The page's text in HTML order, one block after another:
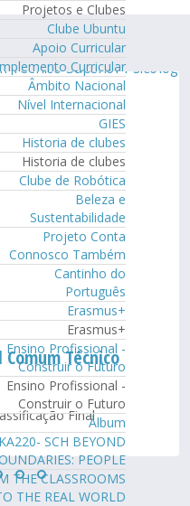
Projetos e Clubes
Clube Ubuntu
Apoio Curricular
Curricular
Âmbito Nacional
Nível Internacional
GIES
Historia de clubes
Historia de clubes
Clube de Robótica
Beleza e
Sustentabilidade
Projeto Conta
Connosco Também
Cantinho do
Português
Erasmus+
Erasmus+
Ensino Profissional -
Construir o Futuro
Ensino Profissional -
Construir o Futuro
Álbum
KA220- SCH BEYOND
PEOPLE
THE CLASSROOMS
THE REAL WORLD
Técnico
Final